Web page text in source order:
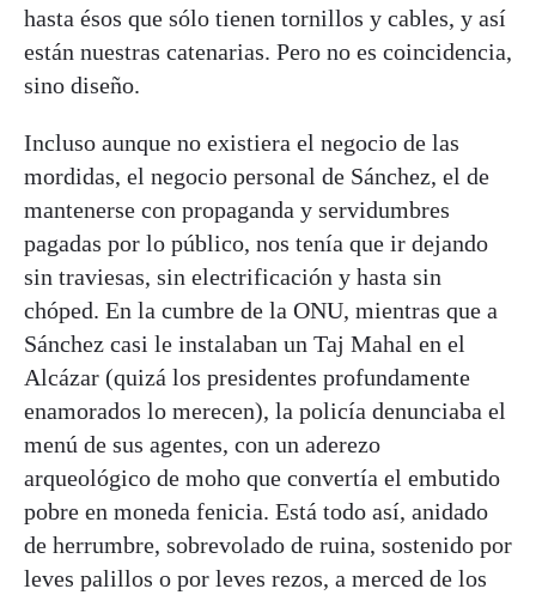
hasta ésos que sólo tienen tornillos y cables, y así
están nuestras catenarias. Pero no es coincidencia,
sino diseño.
Incluso aunque no existiera el negocio de las
mordidas, el negocio personal de Sánchez, el de
mantenerse con propaganda y servidumbres
pagadas por lo público, nos tenía que ir dejando
sin traviesas, sin electrificación y hasta sin
chóped. En la cumbre de la ONU, mientras que a
Sánchez casi le instalaban un Taj Mahal en el
Alcázar (quizá los presidentes profundamente
enamorados lo merecen), la policía denunciaba el
menú de sus agentes, con un aderezo
arqueológico de moho que convertía el embutido
pobre en moneda fenicia. Está todo así, anidado
de herrumbre, sobrevolado de ruina, sostenido por
leves palillos o por leves rezos, a merced de los